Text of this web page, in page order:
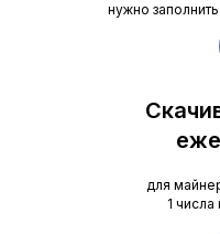
нужно
для
1